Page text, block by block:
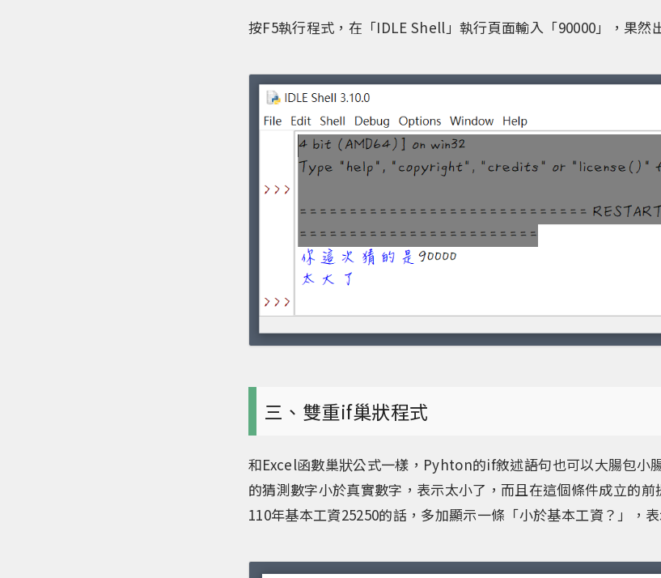
按F5執行程式，在「IDLE Shell」執行頁面輸入「90000」，果然
三、雙重if巢狀程式
和Excel函數巢狀公式一樣，Pyhton的if敘述語句也可以大腸包小
的猜測數字小於真實數字，表示太小了，而且在這個條件成立的
110年基本工資25250的話，多加顯示一條「小於基本工資？」，